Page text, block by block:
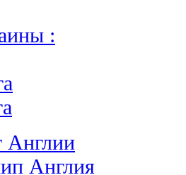
:
Англии
Англия